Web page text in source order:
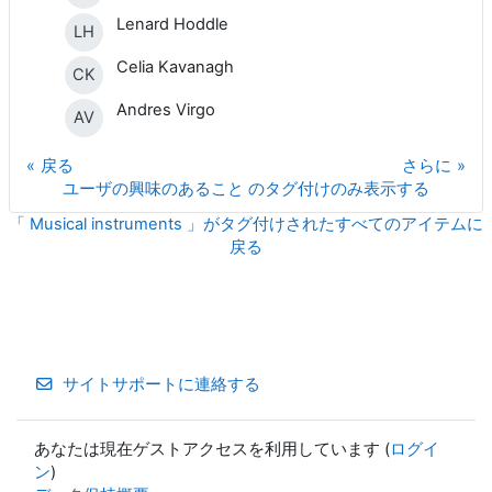
LH Lenard Hoddle
CK Celia Kavanagh
AV Andres Virgo
戻る
さらに
ユーザの興味のあること のタグ付けのみ表示する
「 Musical instruments 」がタグ付けされたすべてのアイテムに
戻る
サイトサポートに連絡する
あなたは現在ゲストアクセスを利用しています (ログイ
ン)